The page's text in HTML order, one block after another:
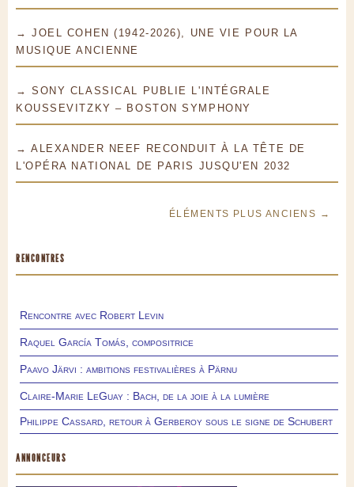
→ JOEL COHEN (1942-2026), UNE VIE POUR LA
MUSIQUE ANCIENNE
→ SONY CLASSICAL PUBLIE L'INTÉGRALE
KOUSSEVITZKY – BOSTON SYMPHONY
→ ALEXANDER NEEF RECONDUIT À LA TÊTE DE
L'OPÉRA NATIONAL DE PARIS JUSQU'EN 2032
ÉLÉMENTS PLUS ANCIENS →
RENCONTRES
Rencontre avec Robert Levin
Raquel García Tomás, compositrice
Paavo Järvi : ambitions festivalières à Pärnu
Claire-Marie LeGuay : Bach, de la joie à la lumière
Philippe Cassard, retour à Gerberoy sous le signe de Schubert
ANNONCEURS